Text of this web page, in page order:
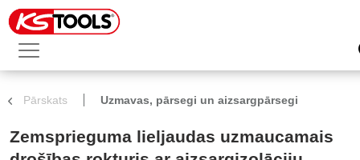
Pārskats Uzmavas, pārsegi un aizsargpārsegi
Zemsprieguma lieljaudas uzmaucamais